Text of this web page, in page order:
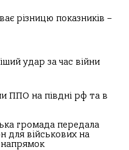
різницю показників –
удар за час війни
ППО на півдні рф та в
громада передала
для військових на